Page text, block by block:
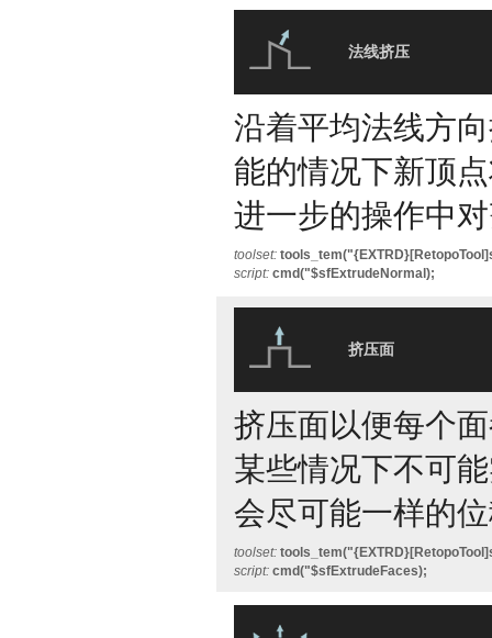
法线挤压
沿着平均法线方
能的情况下新顶
进一步的操作中
toolset:
script: cmd("$sfExtrudeNormal);
挤压面
挤压面以便每个
某些情况下不可
会尽可能一样的
toolset:
script: cmd("$sfExtrudeFaces);